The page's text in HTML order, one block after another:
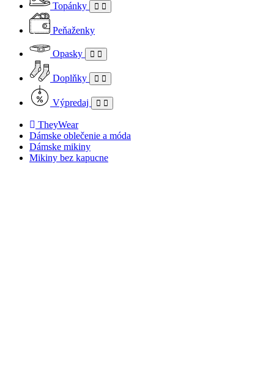
Topánky
Peňaženky
Opasky
Doplňky
Výpredaj
TheyWear
Dámske oblečenie a móda
Dámske mikiny
Mikiny bez kapucne